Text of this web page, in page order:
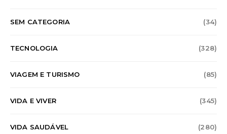
SEM CATEGORIA (34)
TECNOLOGIA (328)
VIAGEM E TURISMO (85)
VIDA E VIVER (345)
VIDA SAUDÁVEL (280)